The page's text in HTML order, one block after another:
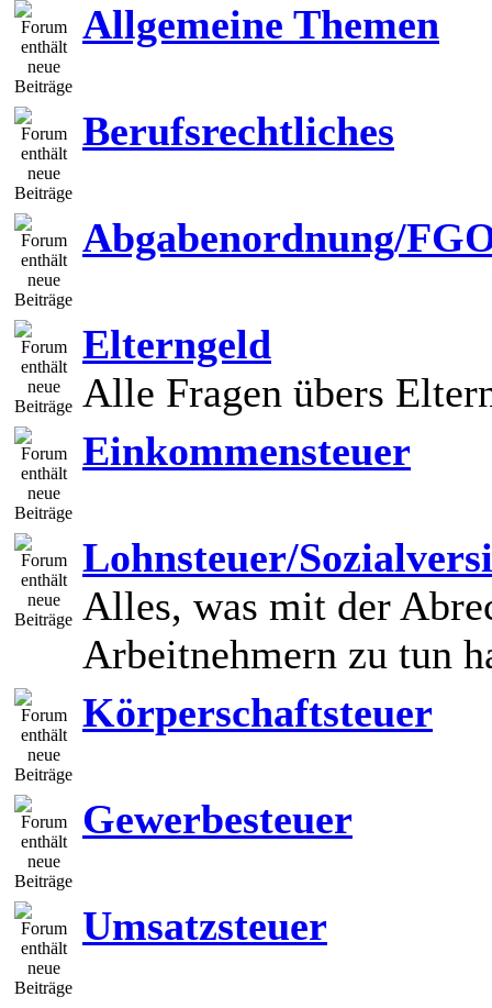
Allgemeine Themen
Berufsrechtliches
Abgabenordnung/
Elterngeld
Alle Fragen übers
Einkommensteuer
Lohnsteuer/
Alles, was mit der
Arbeitnehmern zu tun
Körperschaftsteuer
Gewerbesteuer
Umsatzsteuer